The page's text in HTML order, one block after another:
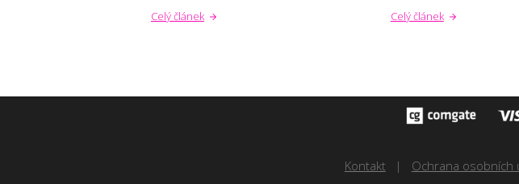
Celý článek Celý článek
Kontakt Ochrana osobních